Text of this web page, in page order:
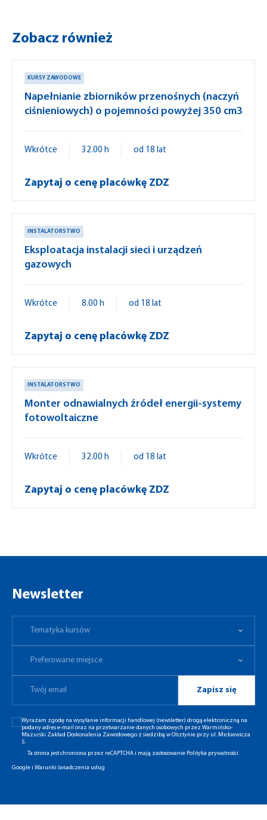
Zobacz również
KURSY ZAWODOWE
Napełnianie zbiorników przenośnych (naczyń
ciśnieniowych) o pojemności powyżej 350 cm3
Wkrótce 32.00 h od 18 lat
Zapytaj o cenę placówkę ZDZ
INSTALATORSTWO
Eksploatacja instalacji sieci i urządzeń
gazowych
Wkrótce 8.00 h od 18 lat
Zapytaj o cenę placówkę ZDZ
INSTALATORSTWO
Monter odnawialnych źródeł energii-systemy
fotowoltaiczne
Wkrótce 32.00 h od 18 lat
Zapytaj o cenę placówkę ZDZ
Newsletter
Tematyka kursów
Preferowane miejsce
Zapisz się
Wyrażam zgodę na wysyłanie informacji handlowej (newsletter) drogą elektroniczną na
podany adres e-mail oraz na przetwarzanie danych osobowych przez Warmińsko-
Mazurski Zakład Doskonalenia Zawodowego z siedzibą w Olsztynie przy ul. Mickiewicza
5.
Ta strona jest chroniona przez reCAPTCHA i mają zastosowanie Polityka prywatności
Googlei Warunki świadczenia usług